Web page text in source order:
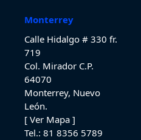
Monterrey
Calle Hidalgo # 330 fr.
719
Col. Mirador C.P.
64070
Monterrey, Nuevo
León.
[ Ver Mapa ]
Tel.: 81 8356 5789